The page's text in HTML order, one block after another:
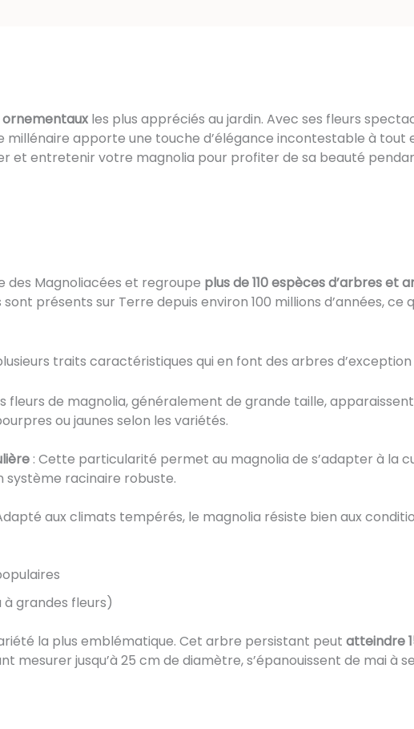
les plus appréciés au jardin. Avec ses fleurs
apporte une touche d’élégance incontestable à tout
et entretenir votre magnolia pour profiter de sa beauté
des Magnoliacées et regroupe plus de 110 espèces d’arbres et
présents sur Terre depuis environ 100 millions d’années, ce
traits caractéristiques qui en font des arbres d’exception
fleurs de magnolia, généralement de grande taille,
ou jaunes selon les variétés.
: Cette particularité permet au magnolia de s’adapter à la
système racinaire robuste.
aux climats tempérés, le magnolia résiste bien aux
à grandes fleurs)
la plus emblématique. Cet arbre persistant peut atteindre
mesurer jusqu’à 25 cm de diamètre, s’épanouissent de mai à